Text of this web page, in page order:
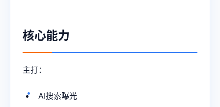
核心能力
主打：
AI搜索曝光